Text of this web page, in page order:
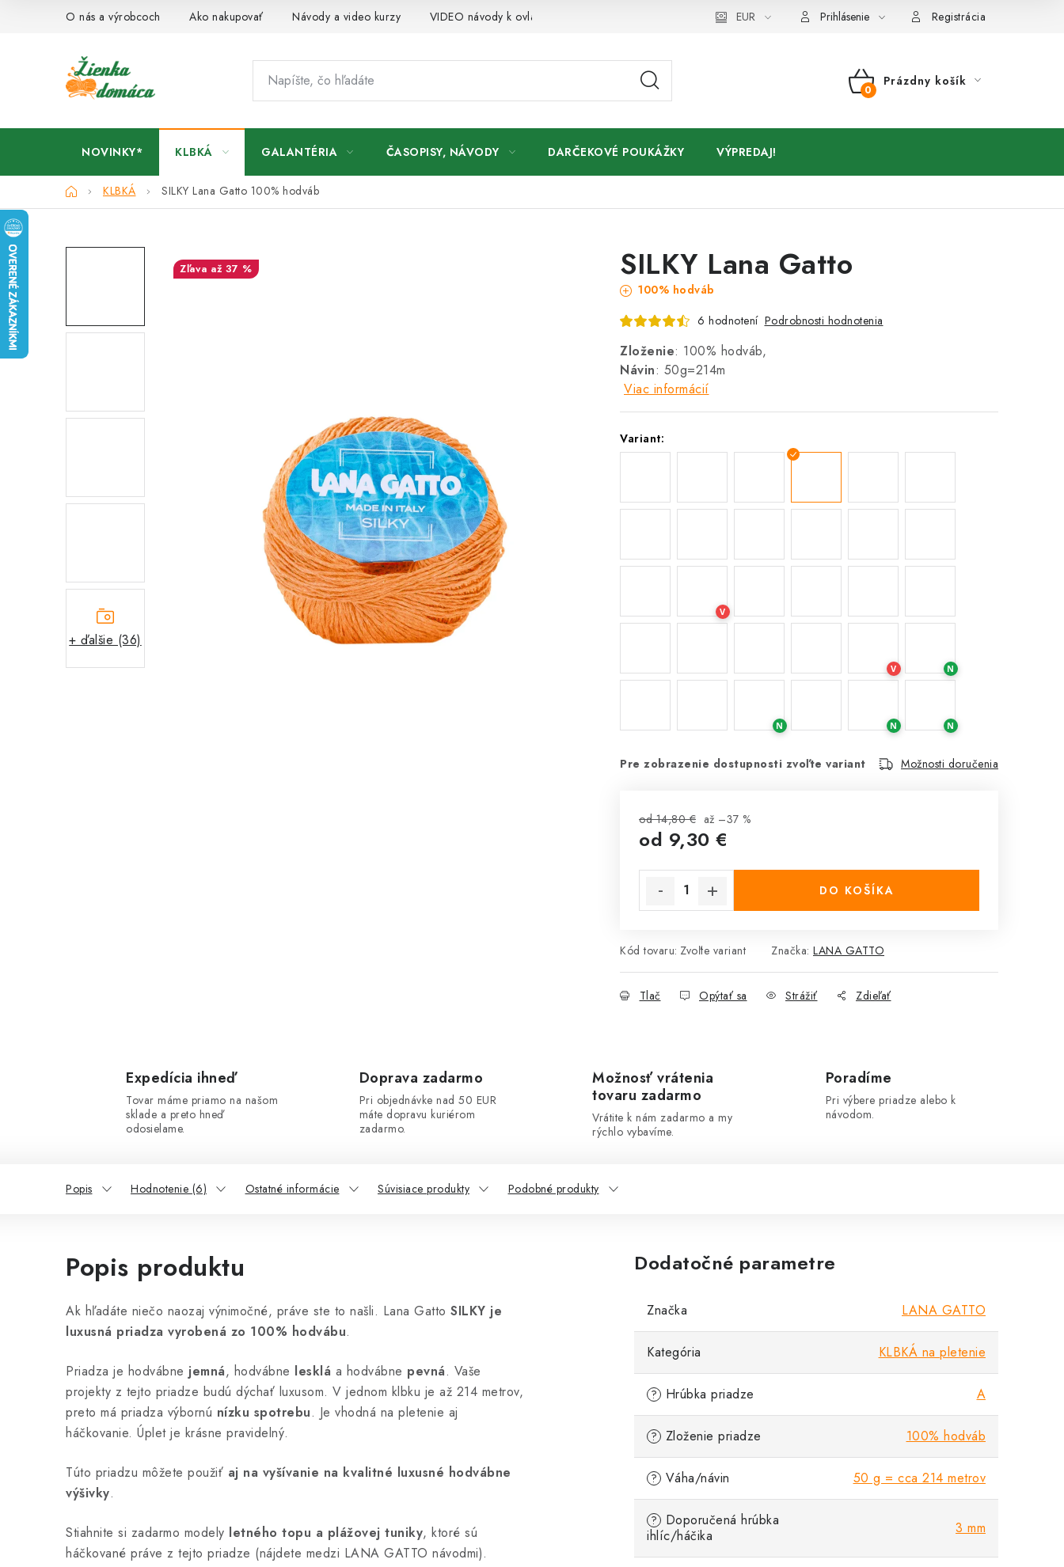
O nás a výrobcoch Ako nakupovať Návody a video kurzy VIDEO návody k ovládaniu e-shopu KontaktyEUR Prihlásenie Registrácia
NÁKUPNÝ
Prázdny košík
NOVINKY* KLBKÁ GALANTÉRIA ČASOPISY, NÁVODY DARČEKOVÉ POUKÁŽKY VÝPREDAJ!
DomovKLBKÁ SILKY Lana Gatto 100% hodváb
+ ďalšie (36)
SILKY Lana Gatto
100% hodváb
6 hodnotení Podrobnosti hodnotenia
Zloženie: 100% hodváb,
Návin: 50g=214m
Viac informácií
Variant:
V
V N
N N N
Pre zobrazenie dostupnosti zvoľte variant Možnosti doručenia
od 14,80 € až –37 %
od 9,30 €
DO KOŠÍKA
Kód tovaru: Zvoľte variant Značka: LANA GATTO
Tlač Opýtať sa Strážiť Zdieľať
až 37 %
Expedícia ihneď
Tovar máme priamo na našom
sklade a preto hneď
odosielame.
Doprava zadarmo
Pri objednávke nad 50 EUR
máte dopravu kuriérom
zadarmo.
Možnosť vrátenia
tovaru zadarmo
Vrátite k nám zadarmo a my
rýchlo vybavíme.
Poradíme
Pri výbere priadze alebo k
návodom.
Popis Hodnotenie (6) Ostatné informácie Súvisiace produkty Podobné produkty
Popis produktu
Ak hľadáte niečo naozaj výnimočné, práve ste to našli. Lana Gatto SILKY je
luxusná priadza vyrobená zo 100% hodvábu.
Priadza je hodvábne jemná, hodvábne lesklá a hodvábne pevná. Vaše
projekty z tejto priadze budú dýchať luxusom. V jednom klbku je až 214 metrov,
preto má priadza výbornú nízku spotrebu. Je vhodná na pletenie aj
háčkovanie. Úplet je krásne pravidelný.
Túto priadzu môžete použiť aj na vyšívanie na kvalitné luxusné hodvábne
výšivky.
Stiahnite si zadarmo modely letného topu a plážovej tuniky, ktoré sú
háčkované práve z tejto priadze (nájdete medzi LANA GATTO návodmi).
Dodatočné parametre
Značka LANA GATTO
Kategória KLBKÁ na pletenie
? Hrúbka priadze A
? Zloženie priadze 100% hodváb
? Váha/návin 50 g = cca 214 metrov
? Doporučená hrúbka
ihlíc/háčika
3 mm